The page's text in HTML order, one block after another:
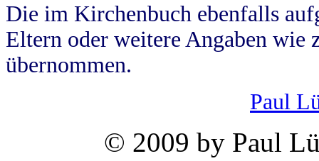
Die im Kirchenbuch ebenfalls
Eltern oder weitere Angaben wie
übernommen.
Paul
© 2009 by Paul